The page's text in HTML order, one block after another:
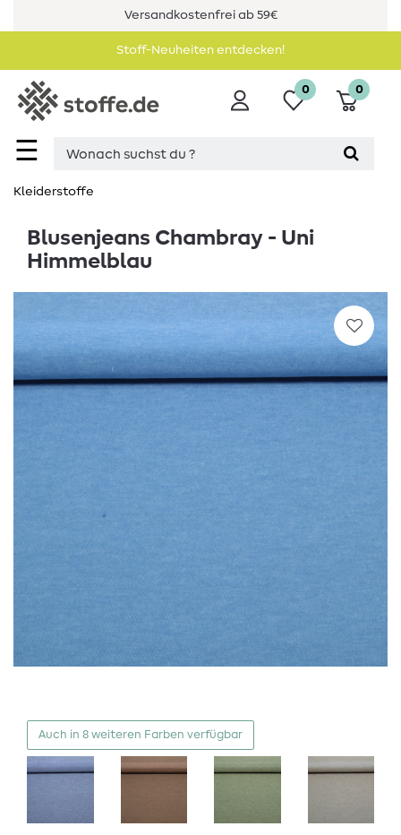
Versandkostenfrei ab 59€
Stoff-Neuheiten entdecken!
☰
0 0
Kleiderstoffe
Blusenjeans Chambray - Uni
Himmelblau
Auch in 8 weiteren Farben verfügbar